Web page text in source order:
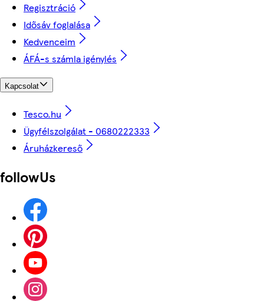
Regisztráció
Idősáv foglalása
Kedvenceim
ÁFÁ-s számla igénylés
Kapcsolat
Tesco.hu
Ügyfélszolgálat - 0680222333
Áruházkereső
followUs